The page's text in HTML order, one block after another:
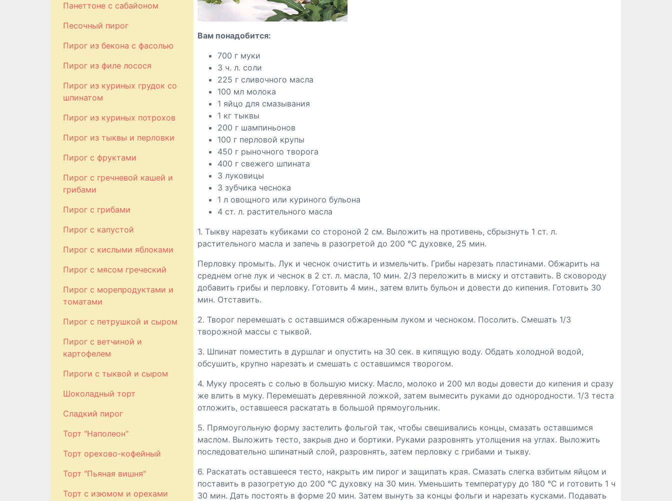
Панеттоне с сабайоном
Песочный пирог
Пирог из бекона с фасолью
Пирог из филе лосося
Пирог из куриных грудок со
шпинатом
Пирог из куриных потрохов
Пирог из тыквы и перловки
Пирог с фруктами
Пирог с гречневой кашей и
грибами
Пирог с грибами
Пирог с капустой
Пирог с кислыми яблоками
Пирог с мясом греческий
Пирог с морепродуктами и
томатами
Пирог с петрушкой и сыром
Пирог с ветчиной и
картофелем
Пироги с тыквой и сыром
Шоколадный торт
Сладкий пирог
Торт "Наполеон"
Торт орехово-кофейный
Торт "Пьяная вишня"
Торт с изюмом и орехами
Вам понадобится:
700 г муки
3 ч. л. соли
225 г сливочного масла
100 мл молока
1 яйцо для смазывания
1 кг тыквы
200 г шампиньонов
100 г перловой крупы
450 г рыночного творога
400 г свежего шпината
3 луковицы
3 зубчика чеснока
1 л овощного или куриного бульона
4 ст. л. растительного масла
1. Тыкву нарезать кубиками со стороной 2 см. Выложить на противень, сбрызнуть 1 ст. л.
растительного масла и запечь в разогретой до 200 °C духовке, 25 мин.
Перловку промыть. Лук и чеснок очистить и измельчить. Грибы нарезать пластинами. Обжарить на
среднем огне лук и чеснок в 2 ст. л. масла, 10 мин. 2/3 переложить в миску и отставить. В сковороду
добавить грибы и перловку. Готовить 4 мин., затем влить бульон и довести до кипения. Готовить 30
мин. Отставить.
2. Творог перемешать с оставшимся обжаренным луком и чесноком. Посолить. Смешать 1/3
творожной массы с тыквой.
3. Шпинат поместить в дуршлаг и опустить на 30 сек. в кипящую воду. Обдать холодной водой,
обсушить, крупно нарезать и смешать с оставшимся творогом.
4. Муку просеять с солью в большую миску. Масло, молоко и 200 мл воды довести до кипения и сразу
же влить в муку. Перемешать деревянной ложкой, затем вымесить руками до однородности. 1/3 теста
отложить, оставшееся раскатать в большой прямоугольник.
5. Прямоугольную форму застелить фольгой так, чтобы свешивались концы, смазать оставшимся
маслом. Выложить тесто, закрыв дно и бортики. Руками разровнять утолщения на углах. Выложить
последовательно шпинатный слой, разровнять, затем перловку с грибами и тыкву.
6. Раскатать оставшееся тесто, накрыть им пирог и защипать края. Смазать слегка взбитым яйцом и
поставить в разогретую до 200 °C духовку на 30 мин. Уменьшить температуру до 180 °C и готовить 1 ч
30 мин. Дать постоять в форме 20 мин. Затем вынуть за концы фольги и нарезать кусками. Подавать